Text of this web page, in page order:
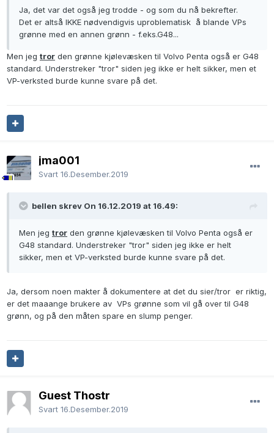
Ja, det var det også jeg trodde - og som du nå bekrefter.
Det er altså IKKE nødvendigvis uproblematisk å blande VPs
grønne med en annen grønn - f.eks.G48...
Men jeg tror den grønne kjølevæsken til Volvo Penta også er G48
standard. Understreker "tror" siden jeg ikke er helt sikker, men et
VP-verksted burde kunne svare på det.
jma001
Svart 16.Desember.2019
bellen skrev On 16.12.2019 at 16.49:
Men jeg tror den grønne kjølevæsken til Volvo Penta også er
G48 standard. Understreker "tror" siden jeg ikke er helt
sikker, men et VP-verksted burde kunne svare på det.
Ja, dersom noen makter å dokumentere at det du sier/tror er riktig,
er det maaange brukere av VPs grønne som vil gå over til G48
grønn, og på den måten spare en slump penger.
Guest Thostr
Svart 16.Desember.2019